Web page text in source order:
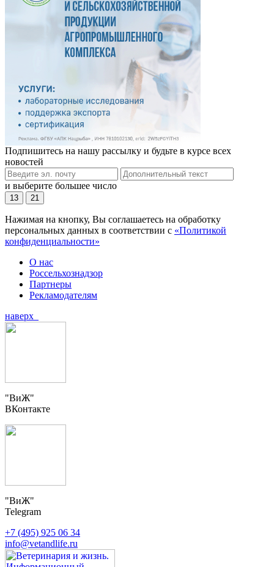
Подпишитесь на нашу рассылку и будьте в курсе всех
новостей
и выберите большее число
13 21
Нажимая на кнопку, Вы соглашаетесь на обработку
персональных данных в соответствии с «Политикой
конфиденциальности»
О нас
Россельхознадзор
Партнеры
Рекламодателям
наверх
"ВиЖ"
ВКонтакте
"ВиЖ"
Telegram
+7 (495) 925 06 34
info@vetandlife.ru